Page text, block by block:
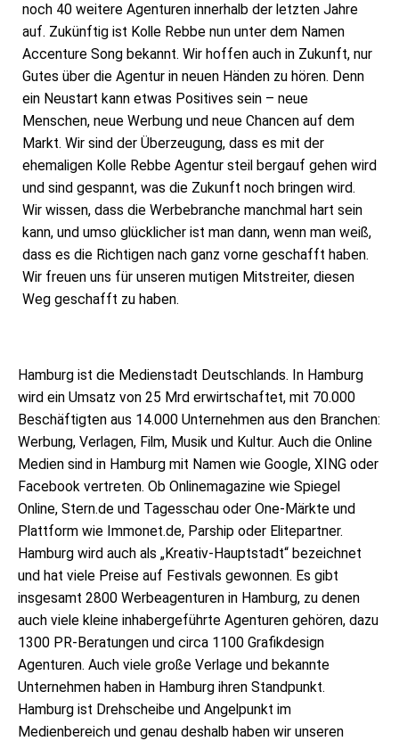
noch 40 weitere Agenturen innerhalb der letzten Jahre
auf. Zukünftig ist Kolle Rebbe nun unter dem Namen
Accenture Song bekannt. Wir hoffen auch in Zukunft, nur
Gutes über die Agentur in neuen Händen zu hören. Denn
ein Neustart kann etwas Positives sein – neue
Menschen, neue Werbung und neue Chancen auf dem
Markt. Wir sind der Überzeugung, dass es mit der
ehemaligen Kolle Rebbe Agentur steil bergauf gehen wird
und sind gespannt, was die Zukunft noch bringen wird.
Wir wissen, dass die Werbebranche manchmal hart sein
kann, und umso glücklicher ist man dann, wenn man weiß,
dass es die Richtigen nach ganz vorne geschafft haben.
Wir freuen uns für unseren mutigen Mitstreiter, diesen
Weg geschafft zu haben.
Hamburg ist die Medienstadt Deutschlands. In Hamburg
wird ein Umsatz von 25 Mrd erwirtschaftet, mit 70.000
Beschäftigten aus 14.000 Unternehmen aus den Branchen:
Werbung, Verlagen, Film, Musik und Kultur. Auch die Online
Medien sind in Hamburg mit Namen wie Google, XING oder
Facebook vertreten. Ob Onlinemagazine wie Spiegel
Online, Stern.de und Tagesschau oder One-Märkte und
Plattform wie Immonet.de, Parship oder Elitepartner.
Hamburg wird auch als „Kreativ-Hauptstadt“ bezeichnet
und hat viele Preise auf Festivals gewonnen. Es gibt
insgesamt 2800 Werbeagenturen in Hamburg, zu denen
auch viele kleine inhabergeführte Agenturen gehören, dazu
1300 PR-Beratungen und circa 1100 Grafikdesign
Agenturen. Auch viele große Verlage und bekannte
Unternehmen haben in Hamburg ihren Standpunkt.
Hamburg ist Drehscheibe und Angelpunkt im
Medienbereich und genau deshalb haben wir unseren